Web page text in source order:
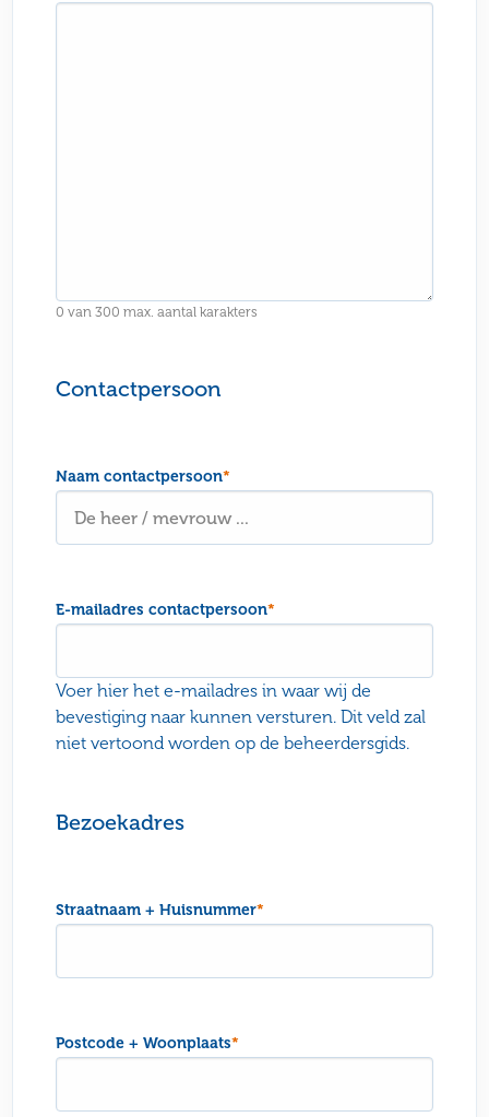
0 van 300 max. aantal karakters
Contactpersoon
Naam contactpersoon*
E-mailadres contactpersoon*
Voer hier het e-mailadres in waar wij de
bevestiging naar kunnen versturen. Dit veld zal
niet vertoond worden op de beheerdersgids.
Bezoekadres
Straatnaam + Huisnummer*
Postcode + Woonplaats*